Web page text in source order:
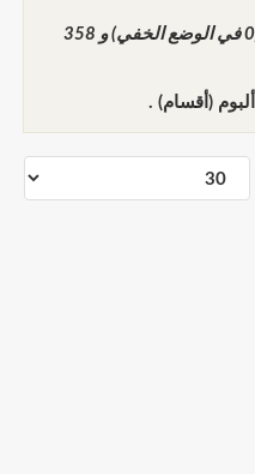
358
ألبوم (أقسام) .